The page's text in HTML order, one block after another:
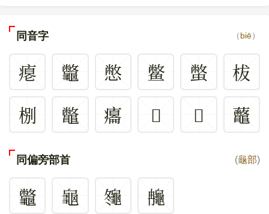
同音字 （biē）
瘪 龞 憋 鳖 蟞
柭
㭭
鼈 癟 𡐞 𤉤 虌
同偏旁部首 (龜部)
龞 龜 䶱 䶲